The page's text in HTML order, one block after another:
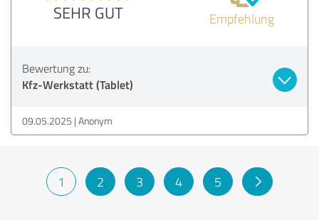
SEHR GUT Empfehlung
Bewertung zu:
Kfz-Werkstatt (Tablet)
09.05.2025 Anonym
1 2 3 4 5